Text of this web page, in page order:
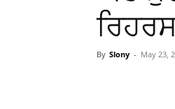
By Slony - May 23,